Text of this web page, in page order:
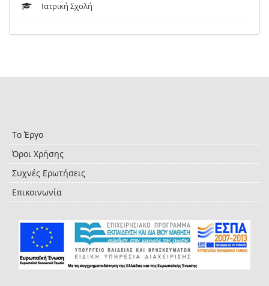
Ιατρική Σχολή
Το Έργο
Όροι Χρήσης
Συχνές Ερωτήσεις
Επικοινωνία